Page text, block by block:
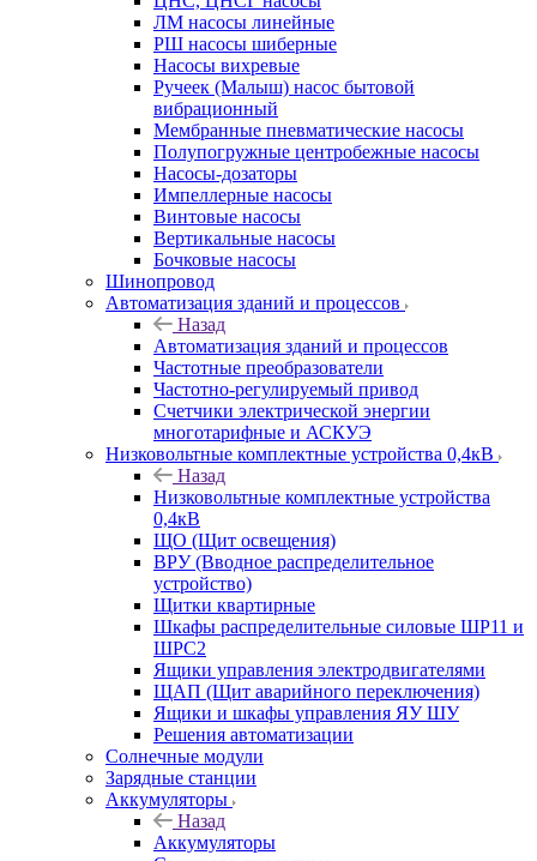
ЛМ насосы линейные
РШ насосы шиберные
Насосы вихревые
Ручеек (Малыш) насос бытовой
вибрационный
Мембранные пневматические насосы
Полупогружные центробежные насосы
Насосы-дозаторы
Импеллерные насосы
Винтовые насосы
Вертикальные насосы
Бочковые насосы
Шинопровод
Автоматизация зданий и процессов
Назад
Автоматизация зданий и процессов
Частотные преобразователи
Частотно-регулируемый привод
Счетчики электрической энергии
многотарифные и АСКУЭ
Низковольтные комплектные устройства 0,4кВ
Назад
Низковольтные комплектные устройства
0,4кВ
ЩО (Щит освещения)
ВРУ (Вводное распределительное
устройство)
Щитки квартирные
Шкафы распределительные силовые ШР11 и
ШРС2
Ящики управления электродвигателями
ЩАП (Щит аварийного переключения)
Ящики и шкафы управления ЯУ ШУ
Решения автоматизации
Солнечные модули
Зарядные станции
Аккумуляторы
Назад
Аккумуляторы